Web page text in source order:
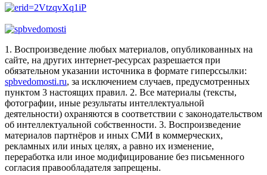
1. Воспроизведение любых материалов, опубликованных на
сайте, на других интернет-ресурсах разрешается при
обязательном указании источника в формате гиперссылки:
spbvedomosti.ru, за исключением случаев, предусмотренных
пунктом 3 настоящих правил. 2. Все материалы (тексты,
фотографии, иные результаты интеллектуальной
деятельности) охраняются в соответствии с законодательством
об интеллектуальной собственности. 3. Воспроизведение
материалов партнёров и иных СМИ в коммерческих,
рекламных или иных целях, а равно их изменение,
переработка или иное модифицирование без письменного
согласия правообладателя запрещены.